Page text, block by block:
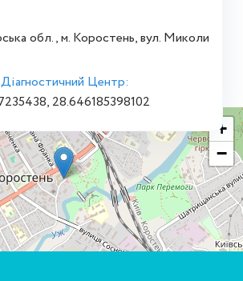
обл., м. Коростень, вул. Миколи
Центр:
28.646185398102
+
−